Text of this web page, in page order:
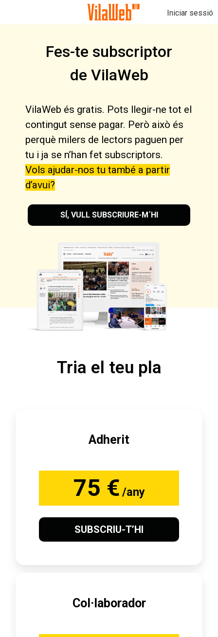
Iniciar sessió
Fes-te subscriptor
de VilaWeb
VilaWeb és gratis. Pots llegir-ne tot el
contingut sense pagar. Però això és
perquè milers de lectors paguen per
tu i ja se n’han fet subscriptors.
Vols ajudar-nos tu també a partir
d’avui?
SÍ, VULL SUBSCRIURE-M´HI
Tria el teu pla
Adherit
75 € /any
SUBSCRIU-T’HI
Col·laborador